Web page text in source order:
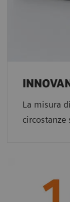
La misura
circostanze